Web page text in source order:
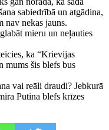
sabiedrībā un atgādina,
nav nekas jauns.
mieru un neļauties
ka “Krievijas
mums šis blefs bus
vai reāli draudi? Jebkurā
Putina blefs krīzes